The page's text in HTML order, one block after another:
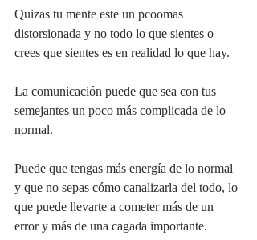
Quizas tu mente este un pcoomas
distorsionada y no todo lo que sientes o
crees que sientes es en realidad lo que hay.
La comunicación puede que sea con tus
semejantes un poco más complicada de lo
normal.
Puede que tengas más energía de lo normal
y que no sepas cómo canalizarla del todo, lo
que puede llevarte a cometer más de un
error y más de una cagada importante.